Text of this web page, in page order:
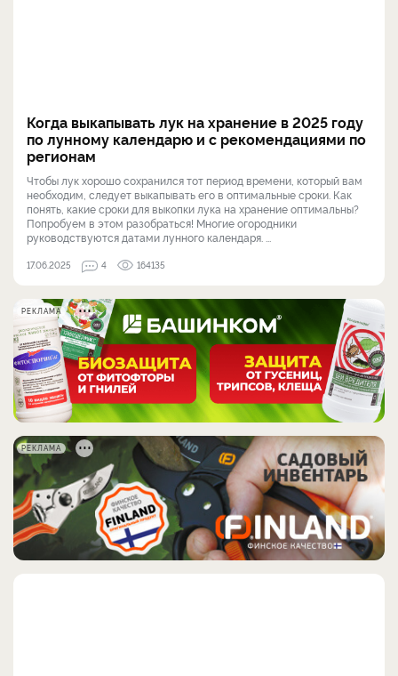
Когда выкапывать лук на хранение в 2025 году
по лунному календарю и с рекомендациями по
регионам
Чтобы лук хорошо сохранился тот период времени, который вам
необходим, следует выкапывать его в оптимальные сроки. Как
понять, какие сроки для выкопки лука на хранение оптимальны?
Попробуем в этом разобраться! Многие огородники
руководствуются датами лунного календаря. ...
17.06.2025 4 164135
РЕКЛАМА
РЕКЛАМА